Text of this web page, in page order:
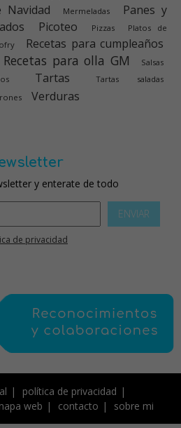
Navidad Mermeladas
Panes y
Picoteo Pizzas
Platos de
Recetas para cumpleaños
Recetas para olla GM
Salsas
Tartas Tartas saladas
Verduras
y enterate de todo
ENVIAR
de privacidad
política de privacidad
web contacto sobre mi